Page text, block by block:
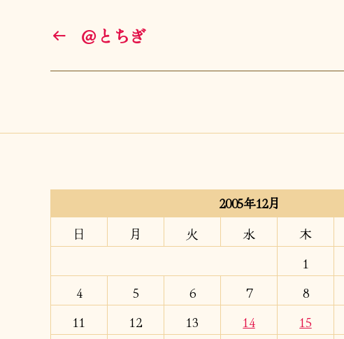
← ＠とちぎ
2005年12月
日
月 火 水 木
1
4
5 6 7 8
11
12 13 14 15